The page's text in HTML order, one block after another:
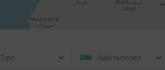
Tipo Habitaciones